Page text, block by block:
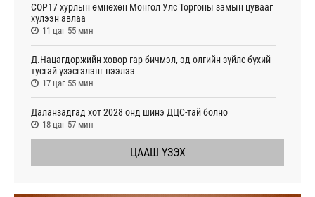
COP17 хурлын өмнөхөн Монгол Улс Торгоны замын цувааг
хүлээн авлаа
11 цаг 55 мин
Д.Нацагдоржийн ховор гар бичмэл, эд өлгийн зүйлс бүхий
тусгай үзэсгэлэнг нээлээ
17 цаг 55 мин
Даланзадгад хот 2028 онд шинэ ДЦС-тай болно
18 цаг 57 мин
ЦААШ ҮЗЭХ